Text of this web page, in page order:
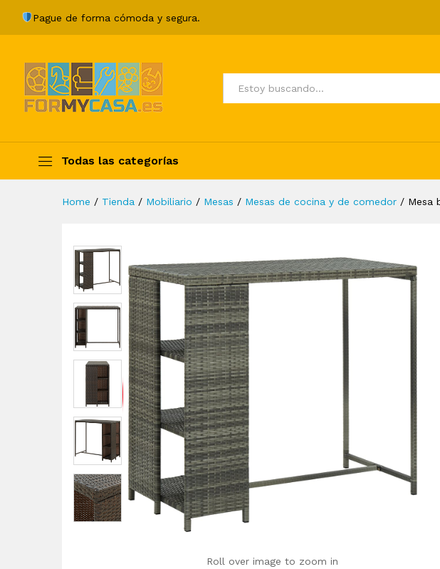
Pague de forma cómoda y segura.
Todos
Todas las categorías
Home / Tienda / Mobiliario / Mesas / Mesas de cocina y de comedor / Mesa
Roll over image to zoom in
Description Specification